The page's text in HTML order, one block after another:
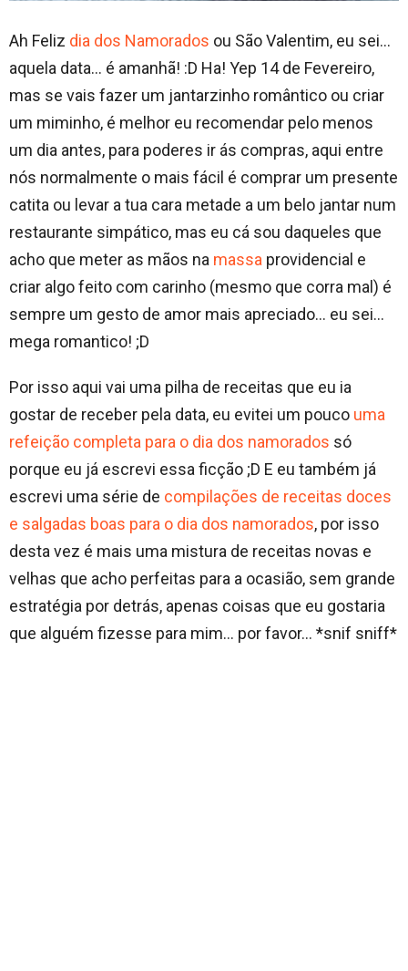
Ah Feliz dia dos Namorados ou São Valentim, eu sei…
aquela data… é amanhã! :D Ha! Yep 14 de Fevereiro,
mas se vais fazer um jantarzinho romântico ou criar
um miminho, é melhor eu recomendar pelo menos
um dia antes, para poderes ir ás compras, aqui entre
nós normalmente o mais fácil é comprar um presente
catita ou levar a tua cara metade a um belo jantar num
restaurante simpático, mas eu cá sou daqueles que
acho que meter as mãos na massa providencial e
criar algo feito com carinho (mesmo que corra mal) é
sempre um gesto de amor mais apreciado… eu sei…
mega romantico! ;D
Por isso aqui vai uma pilha de receitas que eu ia
gostar de receber pela data, eu evitei um pouco uma
refeição completa para o dia dos namorados só
porque eu já escrevi essa ficção ;D E eu também já
escrevi uma série de compilações de receitas doces
e salgadas boas para o dia dos namorados, por isso
desta vez é mais uma mistura de receitas novas e
velhas que acho perfeitas para a ocasião, sem grande
estratégia por detrás, apenas coisas que eu gostaria
que alguém fizesse para mim… por favor… *snif sniff*